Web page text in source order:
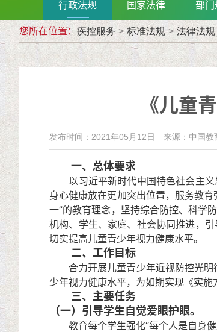
行政法规 国家法律 部门
您所在位置： 疾控服务 > 标准法规 > 法律法规
《儿童
发布时间：2021年05月12日 来源：中国教
一、总体要求
以习近平新时代中国特色社会主义
身心健康放在更加突出位置，服务教
一”的教育理念，坚持综合防控、科学
机构、学生、家庭、社会协同推进，
切实提高儿童青少年视力健康水平。
二、工作目标
合力开展儿童青少年近视防控光明
少年视力健康水平，为如期实现《实
三、主要任务
（一）引导学生自觉爱眼护眼。
教育每个学生强化“每个人是自身健